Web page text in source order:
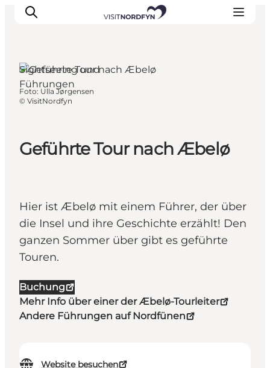
Erleben
Unterkünfte
Geführte Tour nach Æbelø
Hier ist Æbelø mit einem Führer, der über
die Insel und ihre Geschichte erzählt! Den
ganzen Sommer über gibt es geführte
Touren.
Buchung
Mehr Info über einer der Æbelø-Tourleiter
Andere Führungen auf Nordfünen
Website besuchen
Sightseeing und
Führungen
Foto: Ulla Jørgensen
© VisitNordfyn